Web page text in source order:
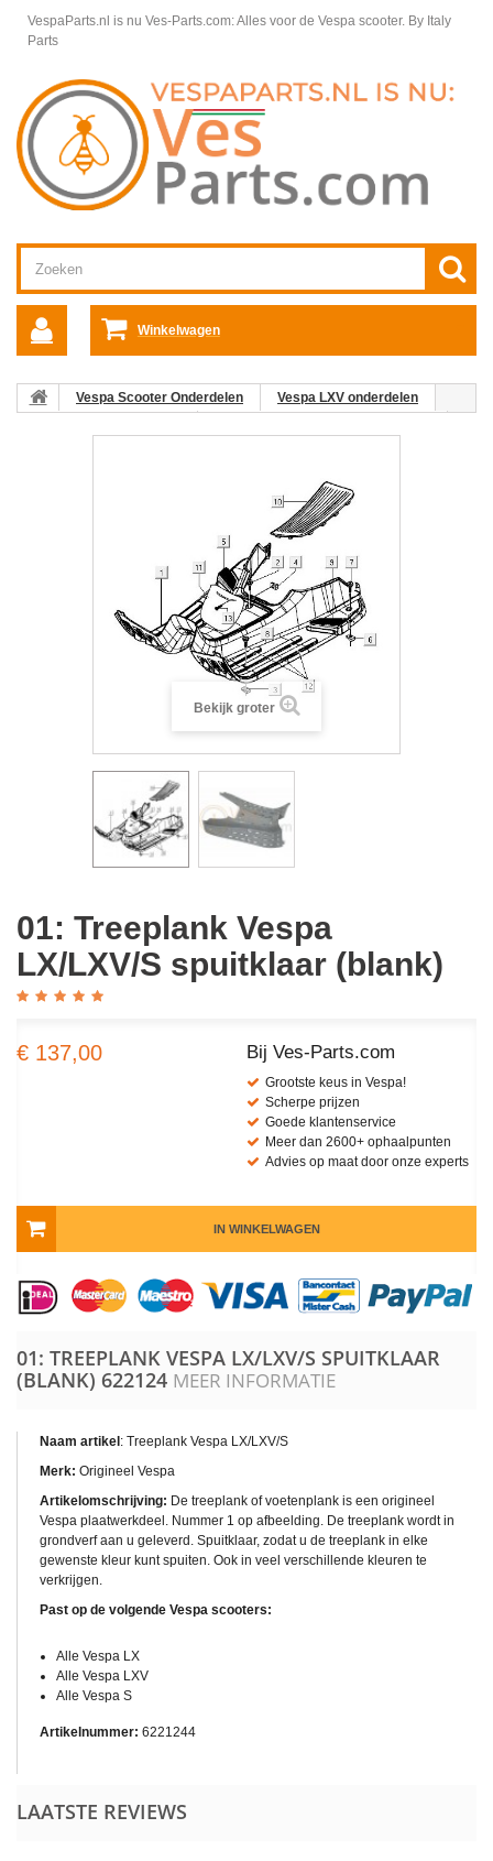
VespaParts.nl is nu Ves-Parts.com: Alles voor de Vespa scooter. By Italy
Parts
Winkelwagen
Vespa Scooter Onderdelen
Vespa LXV onderdelen
Bekijk groter
01: Treeplank Vespa
LX/LXV/S spuitklaar (blank)
€ 137,00 Bij Ves-Parts.com
Grootste keus in Vespa!
Scherpe prijzen
Goede klantenservice
Meer dan 2600+ ophaalpunten
Advies op maat door onze experts
IN WINKELWAGEN
01: TREEPLANK VESPA LX/LXV/S SPUITKLAAR
(BLANK) 622124 MEER INFORMATIE
Naam artikel : Treeplank Vespa LX/LXV/S
Merk: Origineel Vespa
Artikelomschrijving: De treeplank of voetenplank is een origineel
Vespa plaatwerkdeel. Nummer 1 op afbeelding. De treeplank wordt in
grondverf aan u geleverd. Spuitklaar, zodat u de treeplank in elke
gewenste kleur kunt spuiten. Ook in veel verschillende kleuren te
verkrijgen.
Past op de volgende Vespa scooters:
Alle Vespa LX
Alle Vespa LXV
Alle Vespa S
Artikelnummer: 6221244
LAATSTE REVIEWS